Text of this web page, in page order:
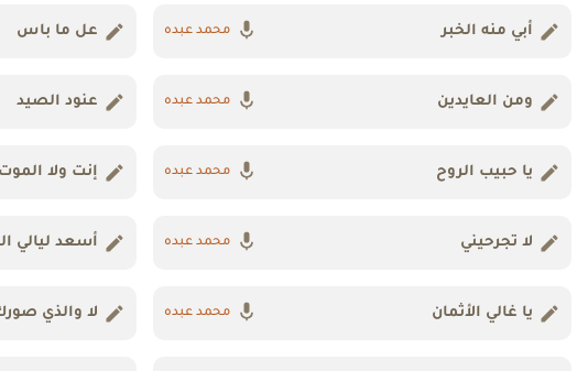
أبي منه الخبر محمد عبده عل ما باس
ومن العايدين محمد عبده عنود الصيد
يا حبيب الروح محمد عبده إنت ولا الموت
لا تجرحيني محمد عبده أسعد ليالي
يا غالي الأثمان محمد عبده لا والذي